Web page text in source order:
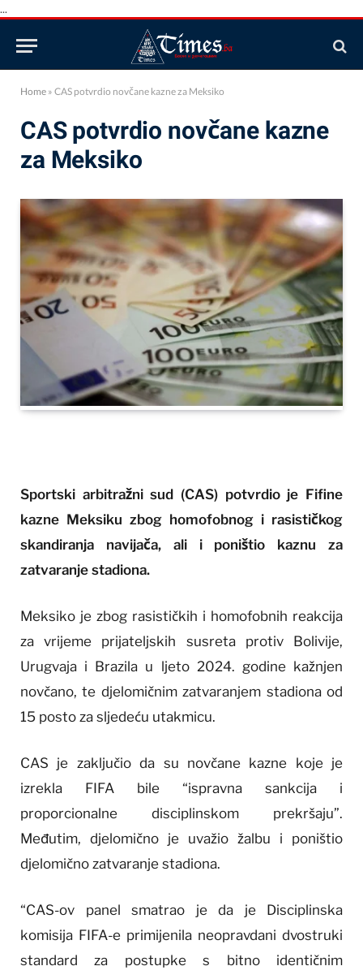
...
Home » CAS potvrdio novčane kazne za Meksiko
CAS potvrdio novčane kazne
za Meksiko
Sportski arbitražni sud (CAS) potvrdio je Fifine
kazne Meksiku zbog homofobnog i rasističkog
skandiranja navijača, ali i poništio kaznu za
zatvaranje stadiona.
Meksiko je zbog rasističkih i homofobnih reakcija
za vrijeme prijateljskih susreta protiv Bolivije,
Urugvaja i Brazila u ljeto 2024. godine kažnjen
novčano, te djelomičnim zatvaranjem stadiona od
15 posto za sljedeću utakmicu.
CAS je zaključio da su novčane kazne koje je
izrekla FIFA bile “ispravna sankcija i
proporcionalne disciplinskom prekršaju”.
Međutim, djelomično je uvažio žalbu i poništio
djelomično zatvaranje stadiona.
“CAS-ov panel smatrao je da je Disciplinska
komisija FIFA-e primijenila neopravdani dvostruki
standard za postupke s bitno identičnim